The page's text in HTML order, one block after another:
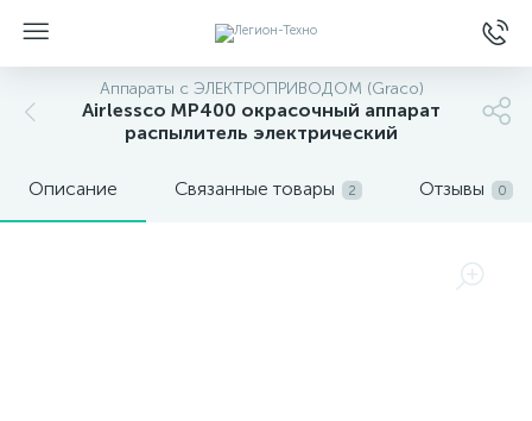
Аппараты с ЭЛЕКТРОПРИВОДОМ (Graco)
Airlessco MP400 окрасочный аппарат
распылитель электрический
Описание Связанные товары 2 Отзывы 0